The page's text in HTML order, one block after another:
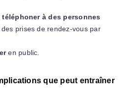
téléphoner à des personnes
prises de rendez-vous par
en public.
que peut entraîner